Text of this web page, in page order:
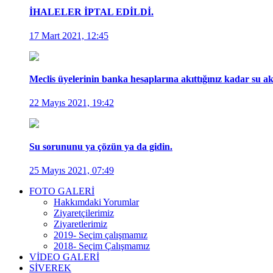
İHALELER İPTAL EDİLDİ.
17 Mart 2021, 12:45
Meclis üyelerinin banka hesaplarına akıttığınız kadar su
22 Mayıs 2021, 19:42
Su sorununu ya çözün ya da gidin.
25 Mayıs 2021, 07:49
FOTO GALERİ
Hakkımdaki Yorumlar
Ziyaretçilerimiz
Ziyaretlerimiz
2019- Seçim çalışmamız
2018- Seçim Çalışmamız
VİDEO GALERİ
SİVEREK